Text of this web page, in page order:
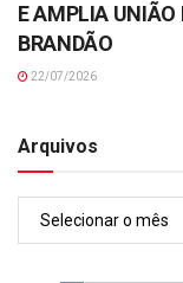
E AMPLIA UNIÃO
BRANDÃO
22/07/2026
Arquivos
Arquivos